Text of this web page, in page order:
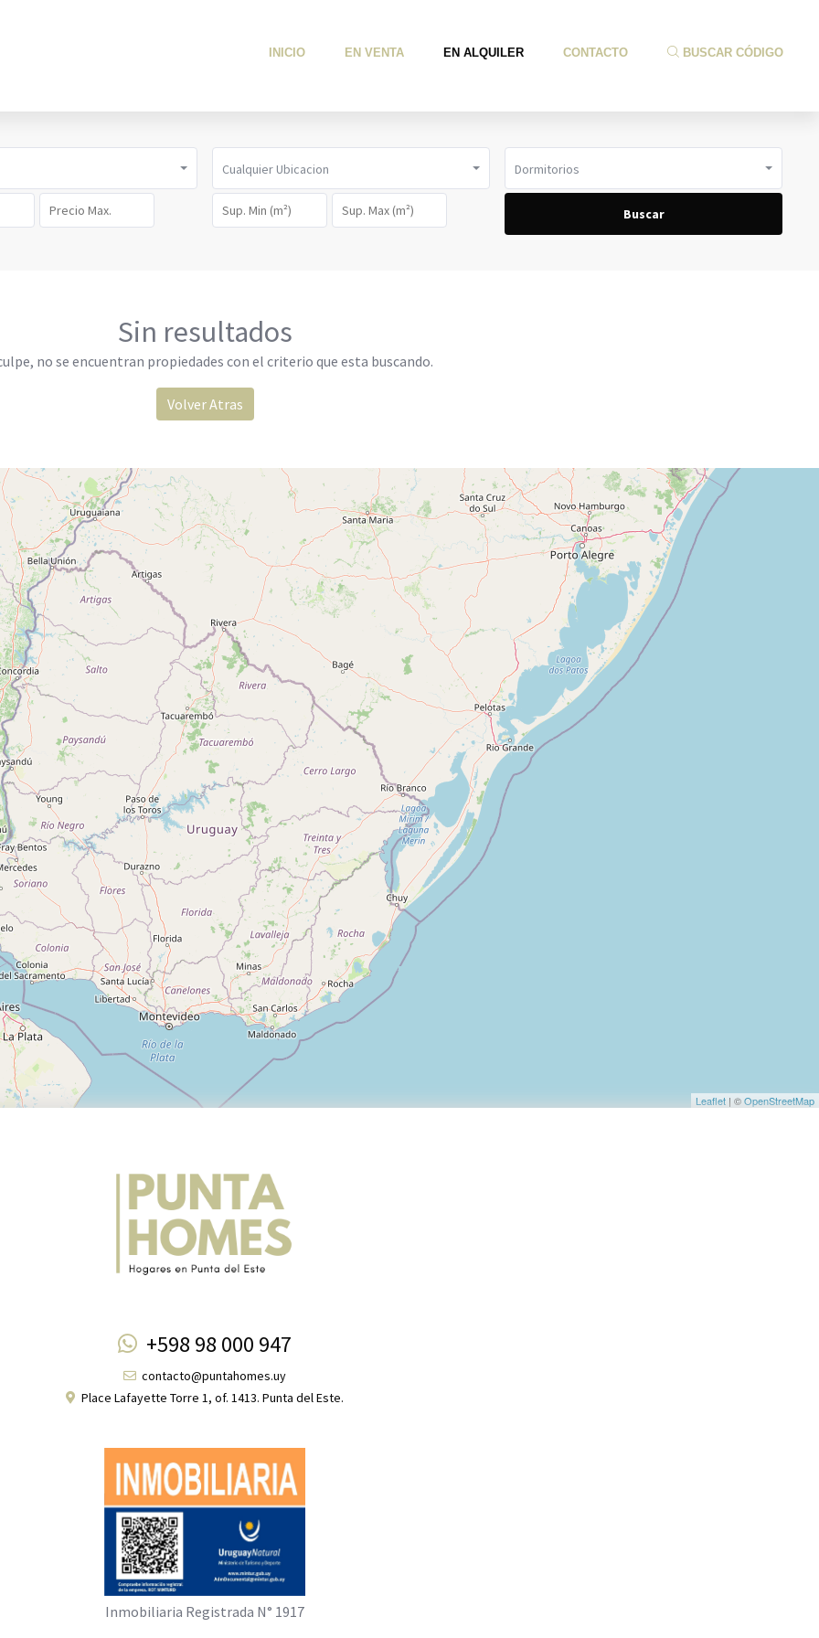
INICIO EN VENTA EN ALQUILER CONTACTO BUSCAR CÓDIGO
Cualquier Ubicacion Dormitorios
Buscar
Sin resultados
no se encuentran propiedades con el criterio que esta buscando.
Volver Atras
Leaflet | ©OpenStreetMap
+598 98 000 947
contacto@puntahomes.uy
Place Lafayette Torre 1, of. 1413. Punta del Este.
Inmobiliaria Registrada N° 1917